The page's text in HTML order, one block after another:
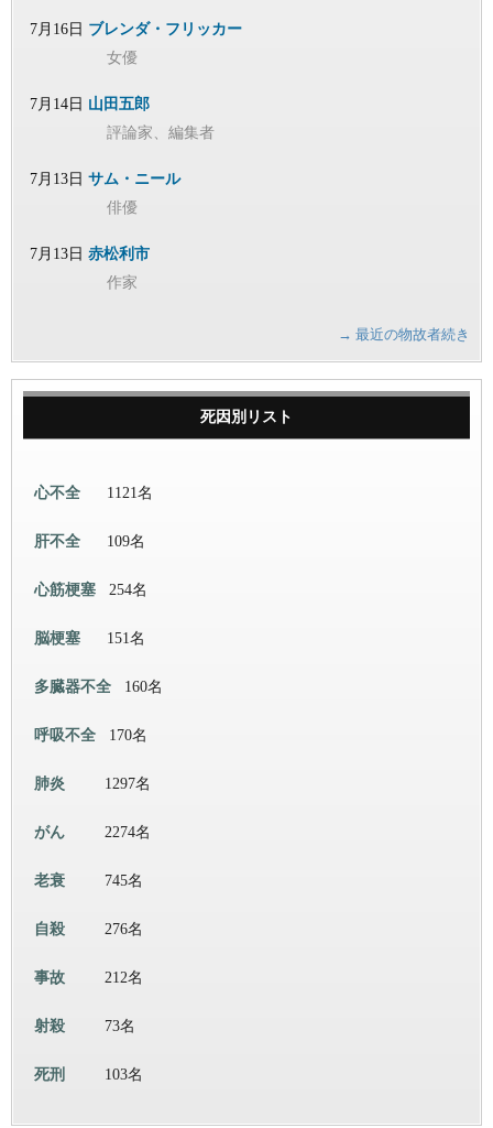
7月16日 ブレンダ・フリッカー
女優
7月14日 山田五郎
評論家、編集者
7月13日 サム・ニール
俳優
7月13日 赤松利市
作家
→ 最近の物故者続き
死因別リスト
心不全 1121名
肝不全 109名
心筋梗塞 254名
脳梗塞 151名
多臓器不全 160名
呼吸不全 170名
肺炎 1297名
がん 2274名
老衰 745名
自殺 276名
事故 212名
射殺 73名
死刑 103名